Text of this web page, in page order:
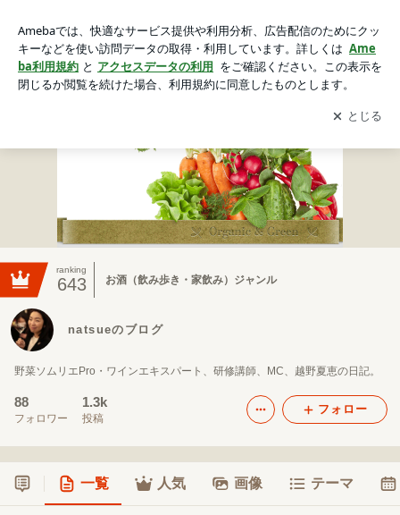
アプリをダウンロードして ブログの更新通知
を受け取りまし
ょう。
開く
ranking
643 お酒（飲み歩き・家飲み）ジャンル
natsueのブログ
野菜ソムリエPro・ワインエキスパート、研修講師、MC、越野夏恵の日記。
88
フォロワー
1.3k
投稿
フォロー
一覧 人気 画像 テーマ